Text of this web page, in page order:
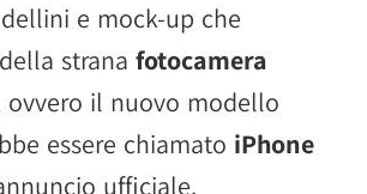
e mock-up che
strana fotocamera
ovvero il nuovo modello
essere chiamato iPhone
ufficiale.